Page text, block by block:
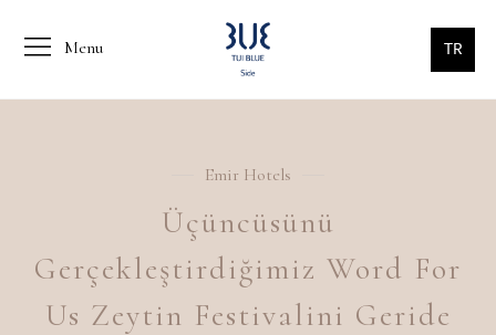
Menu TR
Emir Hotels
Üçüncüsünü
Gerçekleştirdiğimiz Word For
Us Zeytin Festivalini Geride